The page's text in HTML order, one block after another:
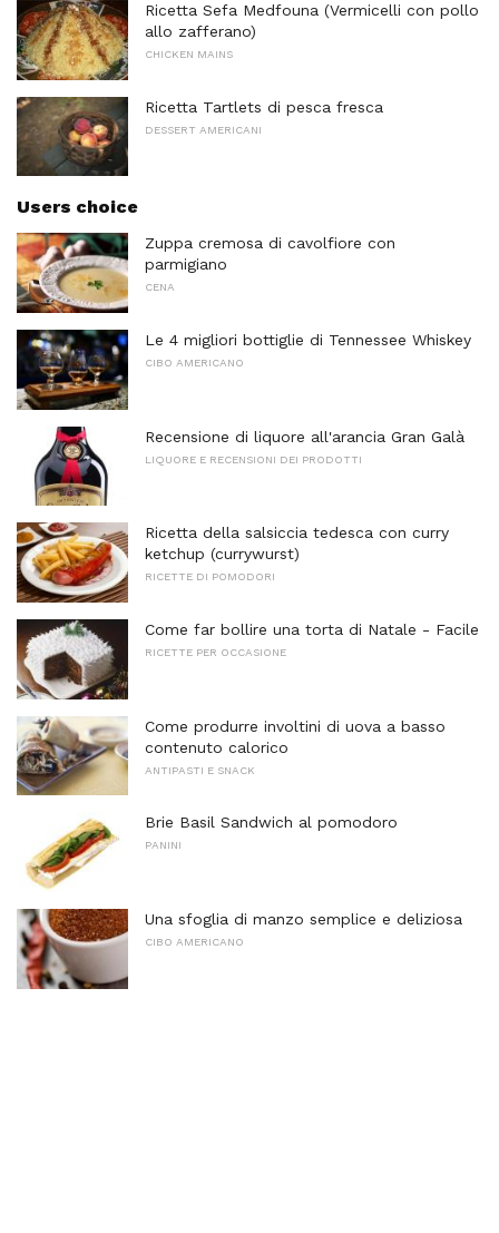
Ricetta Sefa Medfouna (Vermicelli con pollo
allo zafferano)
CHICKEN MAINS
Ricetta Tartlets di pesca fresca
DESSERT AMERICANI
Users choice
Zuppa cremosa di cavolfiore con
parmigiano
CENA
Le 4 migliori bottiglie di Tennessee Whiskey
CIBO AMERICANO
Recensione di liquore all'arancia Gran Galà
LIQUORE E RECENSIONI DEI PRODOTTI
Ricetta della salsiccia tedesca con curry
ketchup (currywurst)
RICETTE DI POMODORI
Come far bollire una torta di Natale - Facile
RICETTE PER OCCASIONE
Come produrre involtini di uova a basso
contenuto calorico
ANTIPASTI E SNACK
Brie Basil Sandwich al pomodoro
PANINI
Una sfoglia di manzo semplice e deliziosa
CIBO AMERICANO